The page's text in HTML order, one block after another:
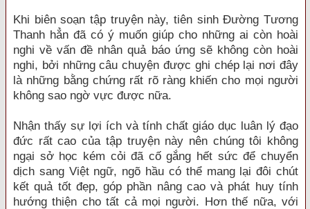
Khi biên soạn tập truyện này, tiên sinh Đường Tương
Thanh hẳn đã có ý muốn giúp cho những ai còn hoài
nghi về vấn đề nhân quả báo ứng sẽ không còn hoài
nghi, bởi những câu chuyện được ghi chép lại nơi đây
là những bằng chứng rất rõ ràng khiến cho mọi người
không sao ngờ vực được nữa.
Nhận thấy sự lợi ích và tính chất giáo dục luân lý đạo
đức rất cao của tập truyện này nên chúng tôi không
ngại sở học kém cỏi đã cố gắng hết sức để chuyển
dịch sang Việt ngữ, ngõ hầu có thể mang lại đôi chút
kết quả tốt đẹp, góp phần nâng cao và phát huy tính
hướng thiện cho tất cả mọi người. Hơn thế nữa, với